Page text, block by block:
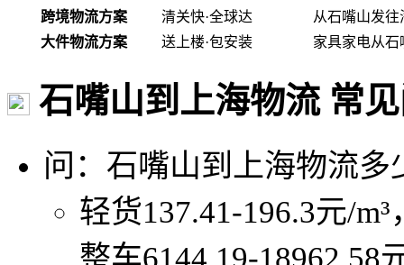
跨境物流方案
清关快·全球达
从石嘴山发
大件物流方案
送上楼·包安装 家具家电从
石嘴山到上海物流 常
问：石嘴山到上海物流多
轻货137.41-196.3元/